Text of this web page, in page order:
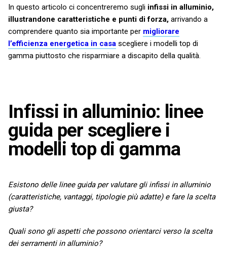
In questo articolo ci concentreremo sugli infissi in alluminio,
illustrandone caratteristiche e punti di forza, arrivando a
comprendere quanto sia importante per migliorare
l’efficienza energetica in casa scegliere i modelli top di
gamma piuttosto che risparmiare a discapito della qualità.
Infissi in alluminio: linee
guida per scegliere i
modelli top di gamma
Esistono delle linee guida per valutare gli infissi in alluminio
(caratteristiche, vantaggi, tipologie più adatte) e fare la scelta
giusta?
Quali sono gli aspetti che possono orientarci verso la scelta
dei serramenti in alluminio?